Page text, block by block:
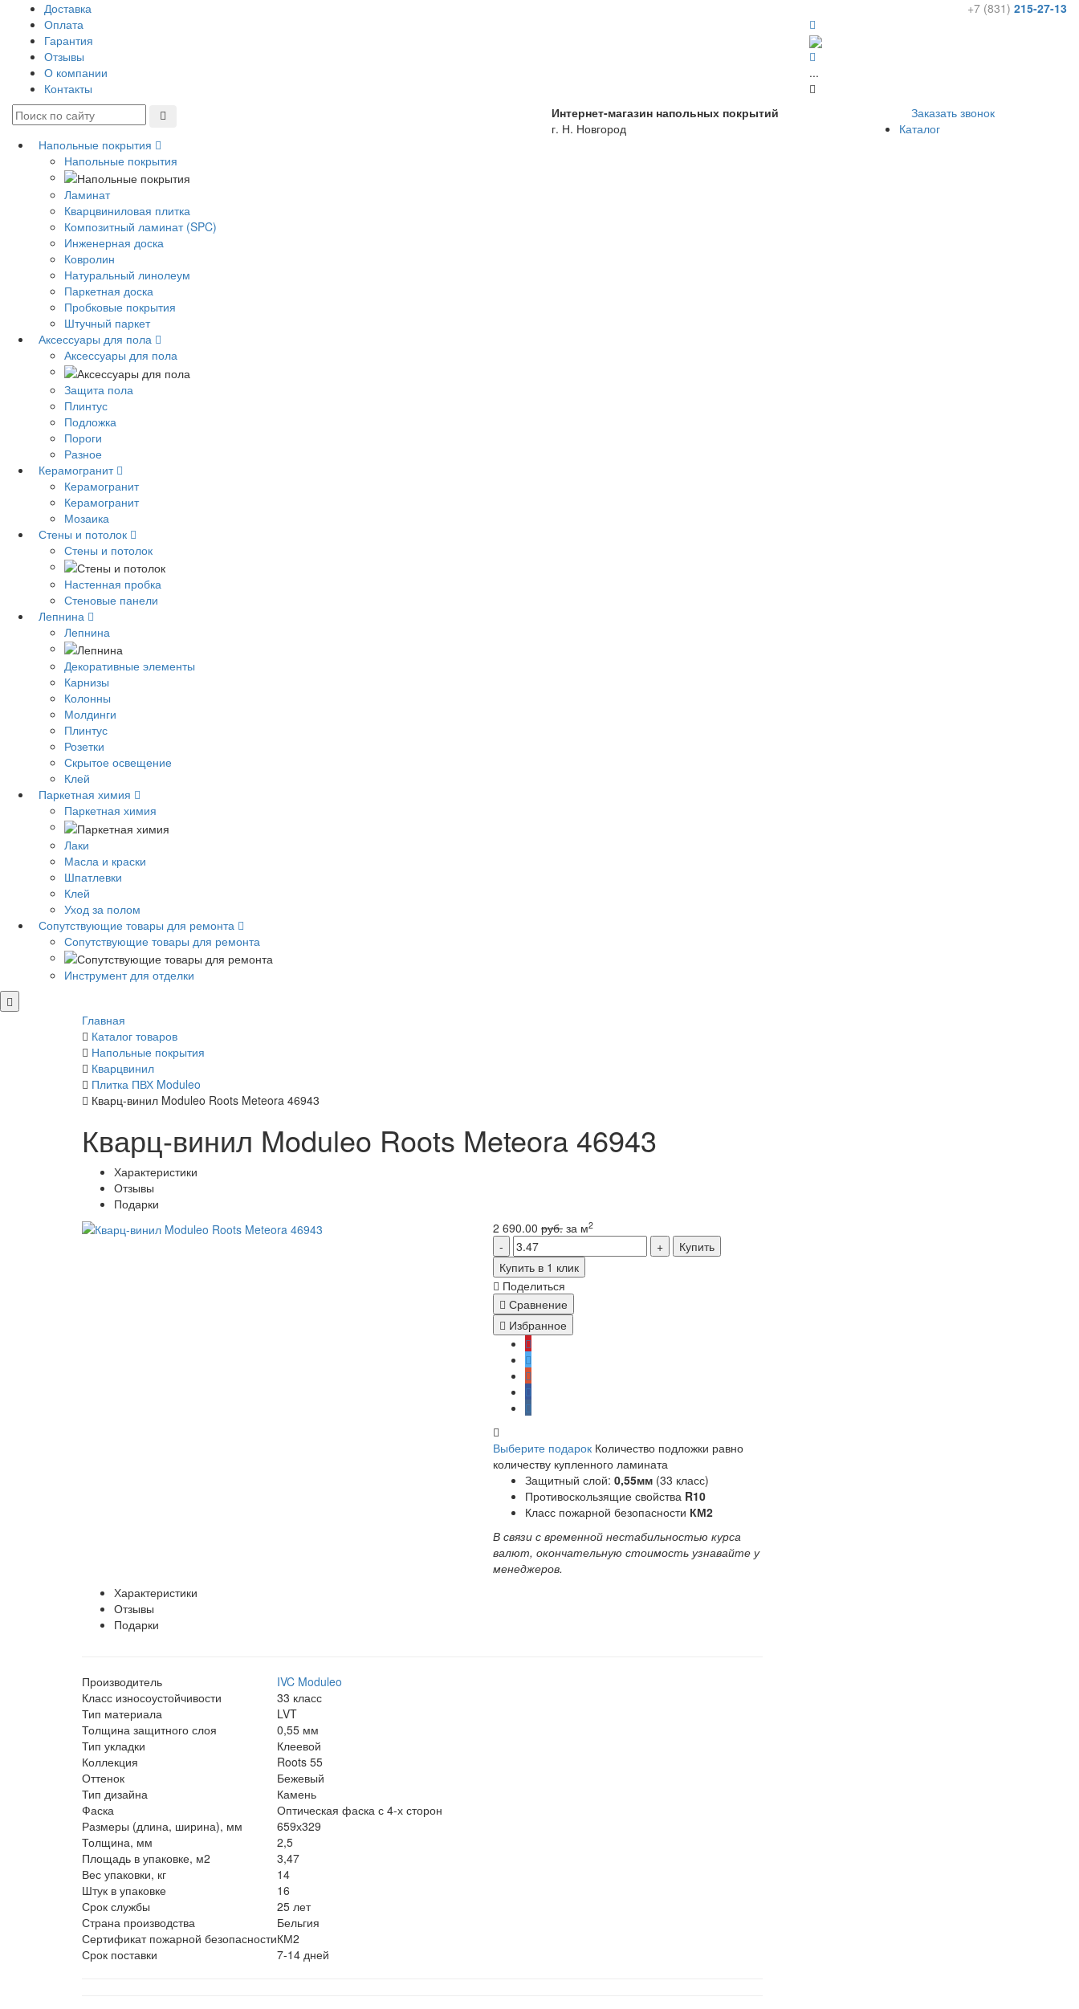
Доставка
Оплата
Гарантия
Отзывы
О компании
Контакты
+7 (831) 215-27-13
Интернет-магазин напольных покрытий
г. Н. Новгород
Заказать звонок
...
Каталог
Напольные покрытия
Напольные покрытия
Ламинат
Кварцвиниловая плитка
Композитный ламинат (SPC)
Инженерная доска
Ковролин
Натуральный линолеум
Паркетная доска
Пробковые покрытия
Штучный паркет
Аксессуары для пола
Аксессуары для пола
Защита пола
Плинтус
Подложка
Пороги
Разное
Керамогранит
Керамогранит
Керамогранит
Мозаика
Стены и потолок
Стены и потолок
Настенная пробка
Стеновые панели
Лепнина
Лепнина
Декоративные элементы
Карнизы
Колонны
Молдинги
Плинтус
Розетки
Скрытое освещение
Клей
Паркетная химия
Паркетная химия
Лаки
Масла и краски
Шпатлевки
Клей
Уход за полом
Сопутствующие товары для ремонта
Сопутствующие товары для ремонта
Инструмент для отделки
Главная
Каталог товаров
Напольные покрытия
Кварцвинил
Плитка ПВХ Moduleo
Кварц-винил Moduleo Roots Meteora 46943
Кварц-винил Moduleo Roots Meteora 46943
Характеристики
Отзывы
Подарки
2 690.00руб.за м2
Купить
Купить в 1 клик
Поделиться
Сравнение
Избранное
Выберите подарок Количество подложки равно
количеству купленного ламината
Защитный слой: 0,55мм(33 класс)
Противоскользящие свойства R10
Класс пожарной безопасности КМ2
В связи с временной нестабильностью курса
валют, окончательную стоимость узнавайте у
менеджеров.
Характеристики
Отзывы
Подарки
Производитель
IVC Moduleo
Класс износоустойчивости
33 класс
Тип материала
LVT
Толщина защитного слоя
0,55 мм
Тип укладки
Клеевой
Коллекция
Roots 55
Оттенок
Бежевый
Тип дизайна
Камень
Фаска
Оптическая фаска с 4-х сторон
Размеры (длина, ширина), мм
659х329
Толщина, мм
2,5
Площадь в упаковке, м2
3,47
Вес упаковки, кг
14
Штук в упаковке
16
Срок службы
25 лет
Страна производства
Бельгия
Сертификат пожарной безопасностиКМ2
Срок поставки
7-14 дней